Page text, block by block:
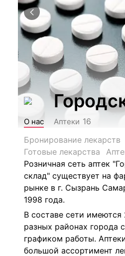
О нас Аптеки 16
Бронирование лекарств
Готовые лекарства
Розничная сеть аптек
склад" существует на
рынке в г. Сызрань
1998 года.
В составе сети имеются
разных районах города
графиком работы.
большой ассортимент